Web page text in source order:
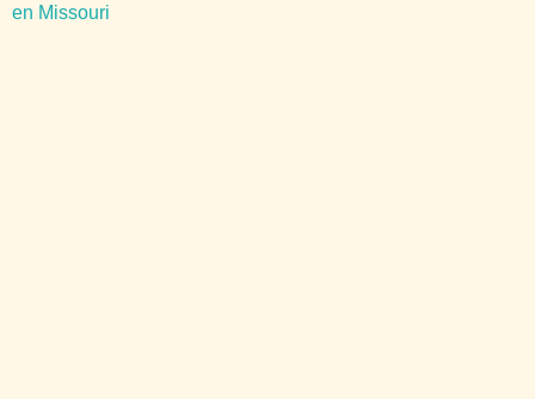
en Missouri